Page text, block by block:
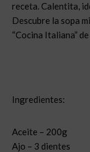
receta. Calentita,
Descubre la sopa
“Cocina Italiana”
Ingredientes:
Aceite – 200g
Ajo – 3 dientes